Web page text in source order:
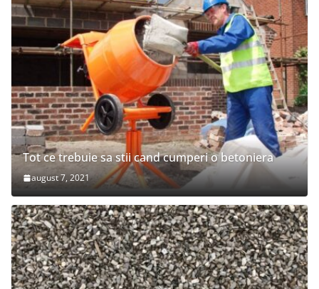
Tot ce trebuie sa stii cand cumperi o betoniera
august 7, 2021